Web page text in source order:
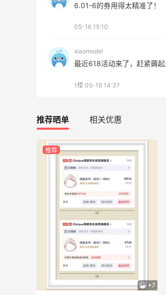
6.01-6的券用得太精准了！
05-16 15:10
xiaomodel
最近618活动来了，赶紧薅起
1楼 05-16 14:37
推荐晒单 相关优惠
推荐
+7
Belly Bandit
42人获得返利
TIMEBEAM (US)
最高10%返利
6%返利
Evelom卸妆膏--卸妆膏中
08月05日
FWRD黑五2026海淘奢侈
吗？
08月05日